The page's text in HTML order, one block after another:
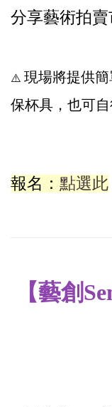
分享藝術拍賣
⚠️ 現場將提供
保杯具，也可自
報名： 點選此
【藝創